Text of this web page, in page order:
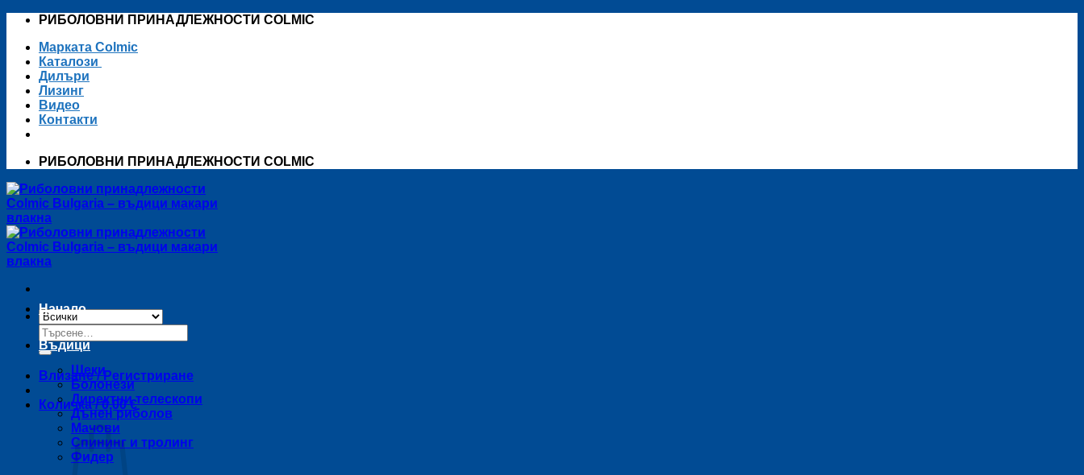
Skip
content
РИБОЛОВНИ ПРИНАДЛЕЖНОСТИ COLMIC
Марката Colmic
Каталози
Дилъри
Лизинг
Видео
Контакти
РИБОЛОВНИ ПРИНАДЛЕЖНОСТИ COLMIC
Търсене
за:
Влизане / Регистриране
Количка /0,00€
Начало
Въдици
Щеки
Болонези
Директни телескопи
Дънен риболов
Мачови
Спининг и тролинг
Фидер